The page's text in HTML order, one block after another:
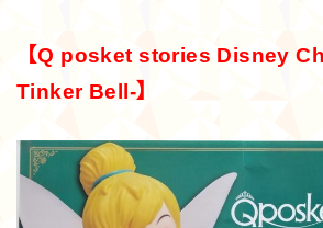
【Q posket stories Disney
Tinker Bell-】